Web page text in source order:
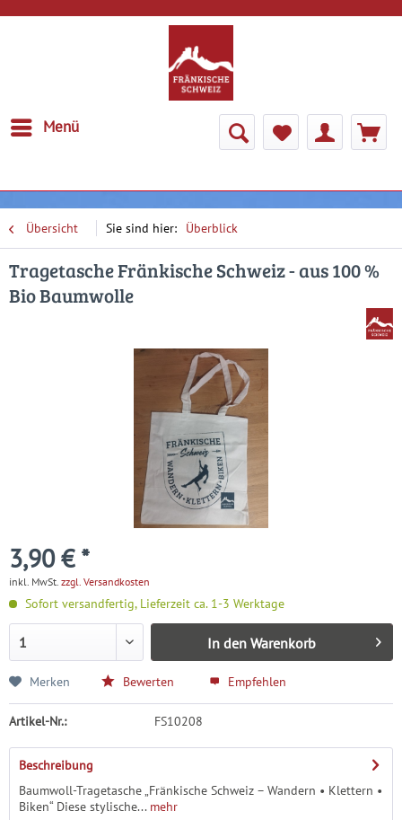
Menü
Übersicht Überblick
Tragetasche Fränkische Schweiz - aus 100 %
Bio Baumwolle
3,90 € *
inkl. MwSt. zzgl. Versandkosten
Sofort versandfertig, Lieferzeit ca. 1-3 Werktage
In den Warenkorb
Merken Bewerten Empfehlen
Artikel-Nr.: FS10208
Beschreibung
Baumwoll-Tragetasche „Fränkische Schweiz – Wandern • Klettern •
Biken“ Diese stylische...mehr